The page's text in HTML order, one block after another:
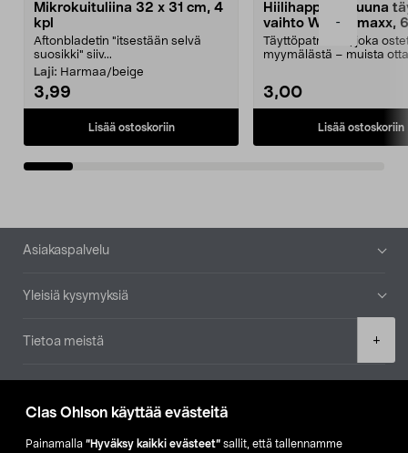
Clas Ohlson käyttää evästeitä
Painamalla ”Hyväksy kaikki evästeet” sallit, että tallennamme
-
+
Mikrokuituliina 32 x 31 cm, 4
kpl
Aftonbladetin "itsestään selvä
suosikki" siiv...
Laji: Harmaa/beige
3,99
Lisää ostoskoriin
Hiilihappopatruuna
vaihto Wassermaxx,
Täyttöpatruuna, joka
myymälästä – muista
3,00
Lisää ostoskoriin
Alatunniste
Asiakaspalvelu
Yleisiä kysymyksiä
Tietoa meistä